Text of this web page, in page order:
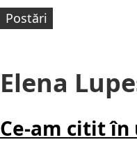
Postări
Elena
Ce-am citit